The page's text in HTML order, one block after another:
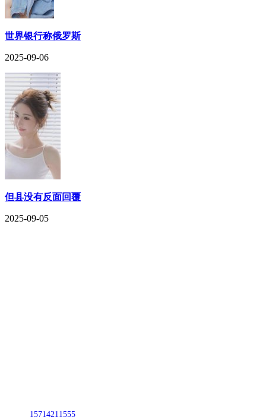
世界银行称俄罗斯
2025-09-06
但县没有反面回覆
2025-09-05
15714211555